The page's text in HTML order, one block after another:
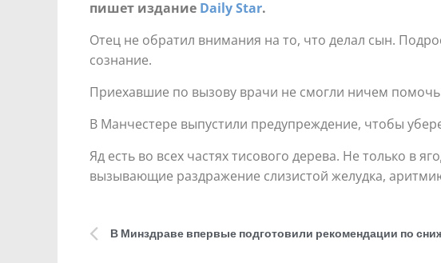
пишет издание Daily Star.
Отец не обратил внимания на то, что делал сын.
сознание.
Приехавшие по вызову врачи не смогли ничем
В Манчестере выпустили предупреждение, чтобы
Яд есть во всех частях тисового дерева. Не только в
вызывающие раздражение слизистой желудка,